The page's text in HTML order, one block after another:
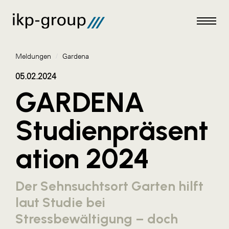
Meldungen
AKTUELLES
ACO
ALEX Krems
Amazon Web Services
Artweger
AustroCel Hallein
Meldungen / Gardena
05.02.2024
GARDENA
Studienpräsent
ation 2024
Der Sehnsuchtsort Garten hilft
laut Studie bei
Stressbewältigung – doch